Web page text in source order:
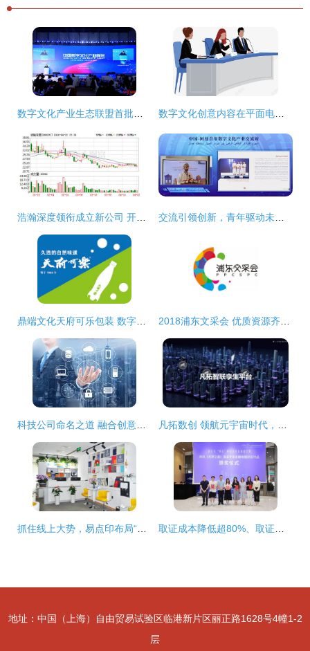
地址：中国（上海）自由贸易试验区临港新片区丽正路1628号4幢1-2
层